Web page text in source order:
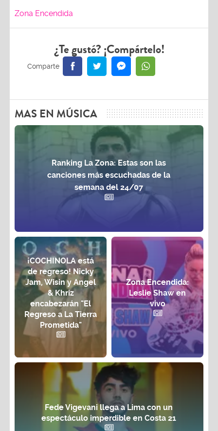
Zona Encendida
¿Te gustó? ¡Compártelo!
MAS EN MÚSICA
Ranking La Zona: Estas son las
canciones más escuchadas de la
semana del 24/07
¡COCHINOLA está
de regreso! Nicky
Jam, Wisin y Angel
& Khriz
encabezarán "El
Regreso a La Tierra
Prometida"
Zona Encendida:
Leslie Shaw en
vivo
Fede Vigevani llega a Lima con un
espectáculo imperdible en Costa 21